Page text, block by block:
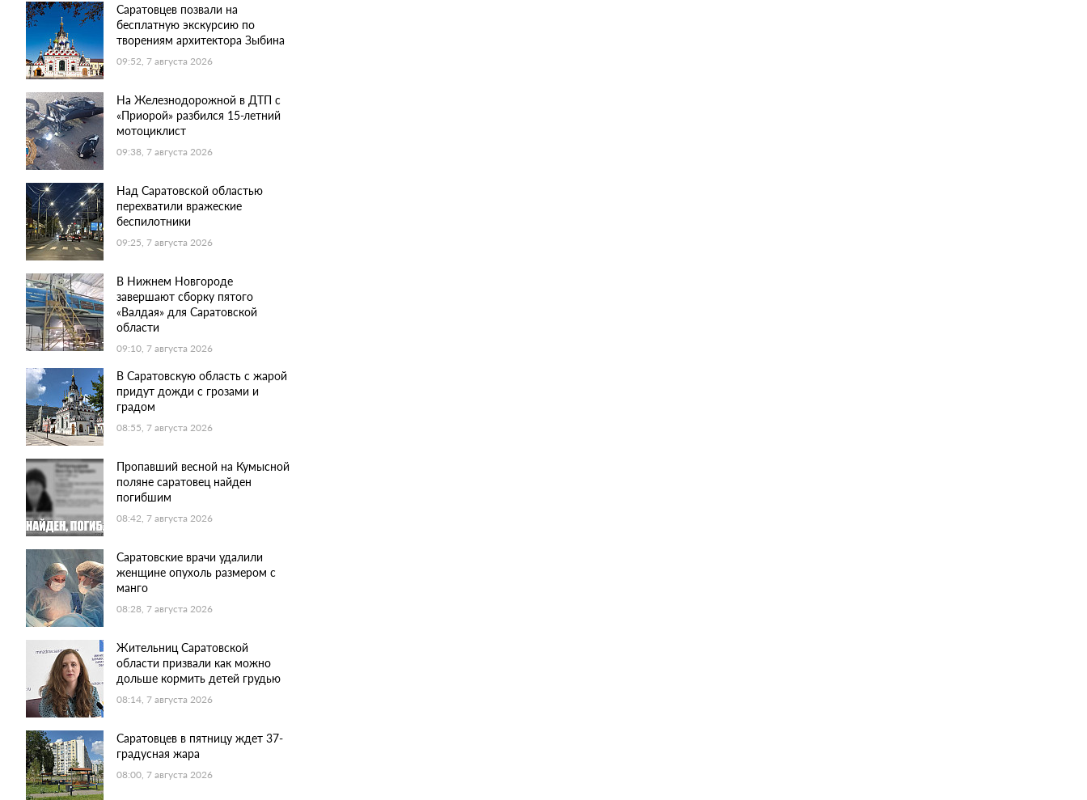
Саратовцев позвали на
бесплатную экскурсию по
творениям архитектора Зыбина
09:52, 7 августа 2026
На Железнодорожной в ДТП с
«Приорой» разбился 15-летний
мотоциклист
09:38, 7 августа 2026
Над Саратовской областью
перехватили вражеские
беспилотники
09:25, 7 августа 2026
В Нижнем Новгороде
завершают сборку пятого
«Валдая» для Саратовской
области
09:10, 7 августа 2026
В Саратовскую область с жарой
придут дожди с грозами и
градом
08:55, 7 августа 2026
Пропавший весной на Кумысной
поляне саратовец найден
погибшим
08:42, 7 августа 2026
Саратовские врачи удалили
женщине опухоль размером с
манго
08:28, 7 августа 2026
Жительниц Саратовской
области призвали как можно
дольше кормить детей грудью
08:14, 7 августа 2026
Саратовцев в пятницу ждет 37-
градусная жара
08:00, 7 августа 2026